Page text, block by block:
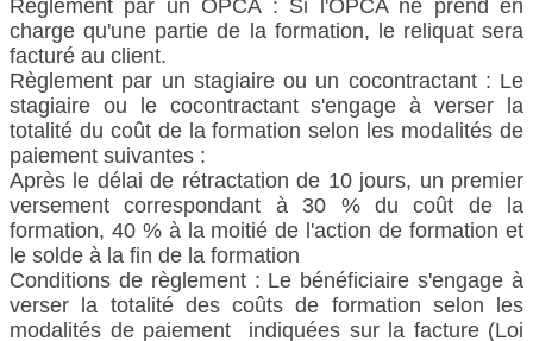
Règlement par un OPCA : Si l'OPCA ne prend en
charge qu'une partie de la formation, le reliquat sera
facturé au client.
Règlement par un stagiaire ou un cocontractant : Le
stagiaire ou le cocontractant s'engage à verser la
totalité du coût de la formation selon les modalités de
paiement suivantes :
Après le délai de rétractation de 10 jours, un premier
versement correspondant à 30 % du coût de la
formation, 40 % à la moitié de l'action de formation et
le solde à la fin de la formation
Conditions de règlement : Le bénéficiaire s'engage à
verser la totalité des coûts de formation selon les
modalités de paiement indiquées sur la facture (Loi